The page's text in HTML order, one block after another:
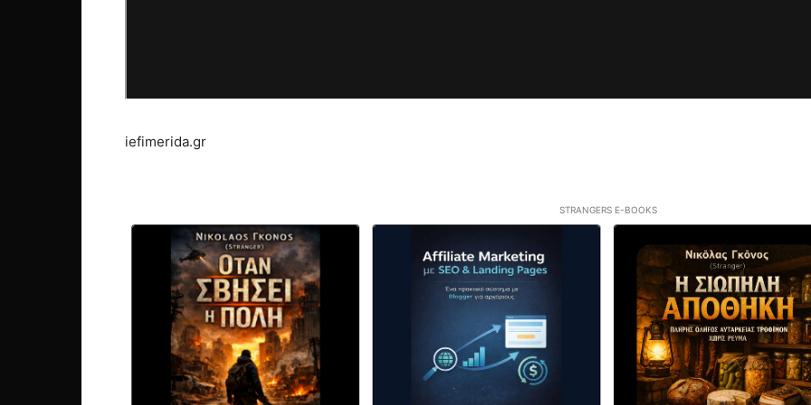
iefimerida.gr
STRANGERS E-BOOKS